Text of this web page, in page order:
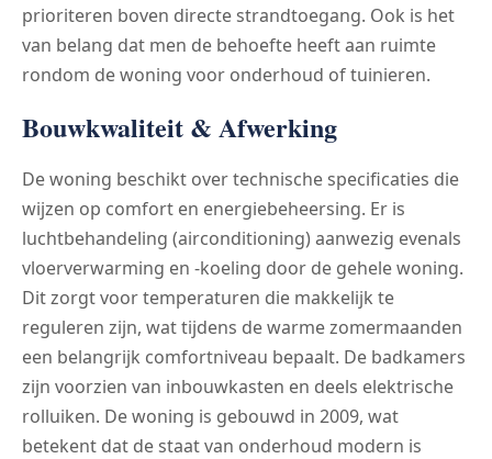
prioriteren boven directe strandtoegang. Ook is het
van belang dat men de behoefte heeft aan ruimte
rondom de woning voor onderhoud of tuinieren.
Bouwkwaliteit & Afwerking
De woning beschikt over technische specificaties die
wijzen op comfort en energiebeheersing. Er is
luchtbehandeling (airconditioning) aanwezig evenals
vloerverwarming en -koeling door de gehele woning.
Dit zorgt voor temperaturen die makkelijk te
reguleren zijn, wat tijdens de warme zomermaanden
een belangrijk comfortniveau bepaalt. De badkamers
zijn voorzien van inbouwkasten en deels elektrische
rolluiken. De woning is gebouwd in 2009, wat
betekent dat de staat van onderhoud modern is